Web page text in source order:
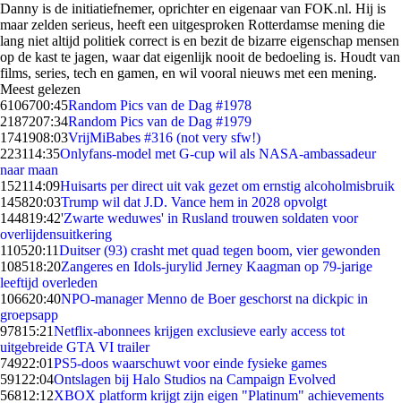
Danny is de initiatiefnemer, oprichter en eigenaar van FOK.nl. Hij is
maar zelden serieus, heeft een uitgesproken Rotterdamse mening die
lang niet altijd politiek correct is en bezit de bizarre eigenschap mensen
op de kast te jagen, waar dat eigenlijk nooit de bedoeling is. Houdt van
films, series, tech en gamen, en wil vooral nieuws met een mening.
Meest gelezen
6106700:45Random Pics van de Dag #1978
2187207:34Random Pics van de Dag #1979
1741908:03VrijMiBabes #316 (not very sfw!)
223114:35Onlyfans-model met G-cup wil als NASA-ambassadeur
naar maan
152114:09Huisarts per direct uit vak gezet om ernstig alcoholmisbruik
145820:03Trump wil dat J.D. Vance hem in 2028 opvolgt
144819:42'Zwarte weduwes' in Rusland trouwen soldaten voor
overlijdensuitkering
110520:11Duitser (93) crasht met quad tegen boom, vier gewonden
108518:20Zangeres en Idols-jurylid Jerney Kaagman op 79-jarige
leeftijd overleden
106620:40NPO-manager Menno de Boer geschorst na dickpic in
groepsapp
97815:21Netflix-abonnees krijgen exclusieve early access tot
uitgebreide GTA VI trailer
74922:01PS5-doos waarschuwt voor einde fysieke games
591 22:04Ontslagen bij Halo Studios na Campaign Evolved
56812:12XBOX platform krijgt zijn eigen "Platinum" achievements